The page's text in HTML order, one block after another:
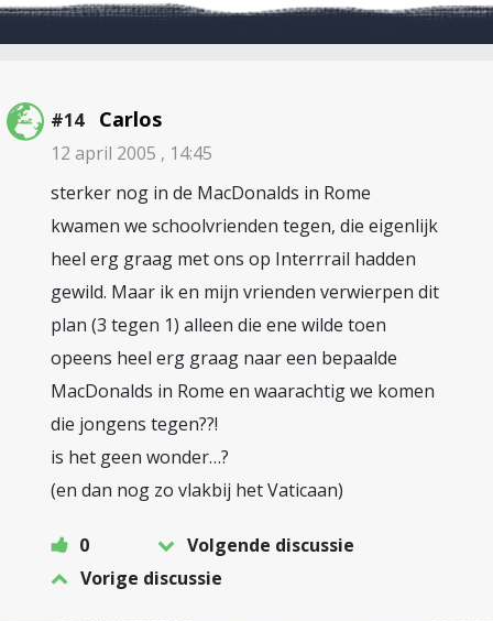
#14 Carlos
12 april 2005 , 14:45
sterker nog in de MacDonalds in Rome
kwamen we schoolvrienden tegen, die eigenlijk
heel erg graag met ons op Interrrail hadden
gewild. Maar ik en mijn vrienden verwierpen dit
plan (3 tegen 1) alleen die ene wilde toen
opeens heel erg graag naar een bepaalde
MacDonalds in Rome en waarachtig we komen
die jongens tegen??!
is het geen wonder…?
(en dan nog zo vlakbij het Vaticaan)
0
Volgende discussie
Vorige discussie